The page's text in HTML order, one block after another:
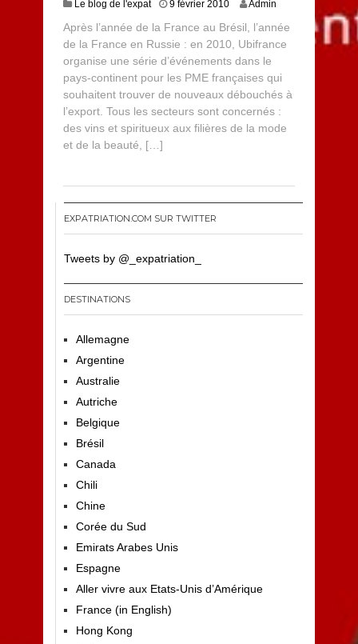
Le blog de l'expat 9 février 2010 Admin
Après l’année de la France au Brésil, l’année
de la France en Russie : en 2010, Ubifrance
organise une série d’événements dans le
pays-continent pour les PME françaises qui
souhaitent trouver de nouveaux débouchés à
l’export. Tous les secteurs sont concernés :
des vins et spiritueux aux filières de la mode
et de la beauté, […]
EXPATRIATION.COM SUR TWITTER
Tweets by @_expatriation_
DESTINATIONS
Allemagne
Argentine
Australie
Autriche
Belgique
Brésil
Canada
Chili
Chine
Corée du Sud
Emirats Arabes Unis
Espagne
Aller vivre aux Etats-Unis d’Amérique
France (in English)
Hong Kong